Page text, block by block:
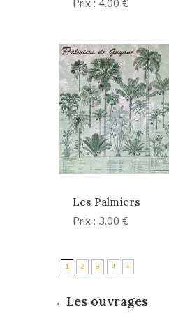
Prix : 4.00 €
Les Palmiers
Prix : 3.00 €
1 2 3 4 »
Les ouvrages